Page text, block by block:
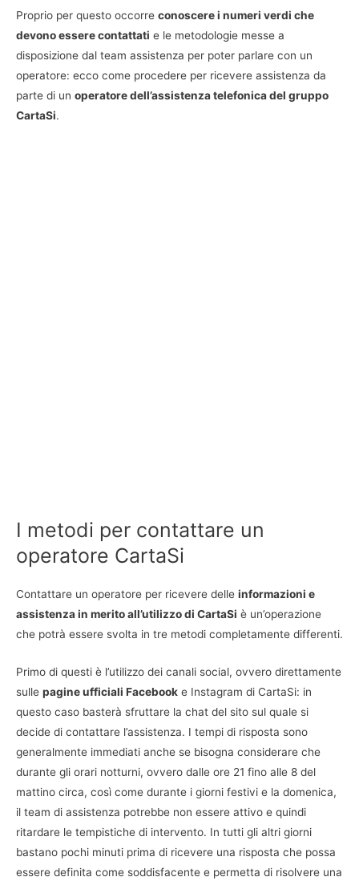
Proprio per questo occorre conoscere i numeri verdi che
devono essere contattati e le metodologie messe a
disposizione dal team assistenza per poter parlare con un
operatore: ecco come procedere per ricevere assistenza da
parte di un operatore dell’assistenza telefonica del gruppo
CartaSi.
I metodi per contattare un
operatore CartaSi
Contattare un operatore per ricevere delle informazioni e
assistenza in merito all’utilizzo di CartaSi è un’operazione
che potrà essere svolta in tre metodi completamente differenti.
Primo di questi è l’utilizzo dei canali social, ovvero direttamente
sulle pagine ufficiali Facebook e Instagram di CartaSi: in
questo caso basterà sfruttare la chat del sito sul quale si
decide di contattare l’assistenza. I tempi di risposta sono
generalmente immediati anche se bisogna considerare che
durante gli orari notturni, ovvero dalle ore 21 fino alle 8 del
mattino circa, così come durante i giorni festivi e la domenica,
il team di assistenza potrebbe non essere attivo e quindi
ritardare le tempistiche di intervento. In tutti gli altri giorni
bastano pochi minuti prima di ricevere una risposta che possa
essere definita come soddisfacente e permetta di risolvere una